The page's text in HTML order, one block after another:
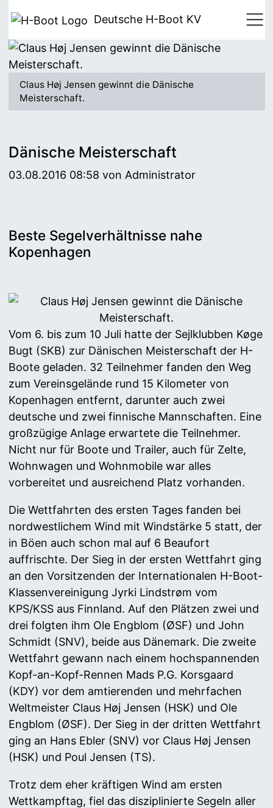
Deutsche H-Boot KV
Claus Høj Jensen gewinnt die Dänische
Meisterschaft.
Dänische Meisterschaft
03.08.2016 08:58 von Administrator
Beste Segelverhältnisse nahe
Kopenhagen
Vom 6. bis zum 10 Juli hatte der Sejlklubben Køge
Bugt (SKB) zur Dänischen Meisterschaft der H-
Boote geladen. 32 Teilnehmer fanden den Weg
zum Vereinsgelände rund 15 Kilometer von
Kopenhagen entfernt, darunter auch zwei
deutsche und zwei finnische Mannschaften. Eine
großzügige Anlage erwartete die Teilnehmer.
Nicht nur für Boote und Trailer, auch für Zelte,
Wohnwagen und Wohnmobile war alles
vorbereitet und ausreichend Platz vorhanden.
Die Wettfahrten des ersten Tages fanden bei
nordwestlichem Wind mit Windstärke 5 statt, der
in Böen auch schon mal auf 6 Beaufort
auffrischte. Der Sieg in der ersten Wettfahrt ging
an den Vorsitzenden der Internationalen H-Boot-
Klassenvereinigung Jyrki Lindstrøm vom
KPS/KSS aus Finnland. Auf den Plätzen zwei und
drei folgten ihm Ole Engblom (ØSF) und John
Schmidt (SNV), beide aus Dänemark. Die zweite
Wettfahrt gewann nach einem hochspannenden
Kopf-an-Kopf-Rennen Mads P.G. Korsgaard
(KDY) vor dem amtierenden und mehrfachen
Weltmeister Claus Høj Jensen (HSK) und Ole
Engblom (ØSF). Der Sieg in der dritten Wettfahrt
ging an Hans Ebler (SNV) vor Claus Høj Jensen
(HSK) und Poul Jensen (TS).
Trotz dem eher kräftigen Wind am ersten
Wettkampftag, fiel das disziplinierte Segeln aller